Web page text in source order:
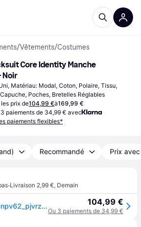
/Vêtements/Costumes
Core Identity Manche
Noir
Matériau: Modal, Coton, Polaire, Tissu,
Poches, Bretelles Réglables
prix de104,99 €à169,99 €
paiements de 34,99 € avec
paiements flexibles*
Recommandé Prix
·Livraison 2,99 €, Demain
Ea7 Emporio Armani 8npv62_pjvrz Tracksuit Noir S Homme 104,99 €
Ou 3 paiements de 34,99 €